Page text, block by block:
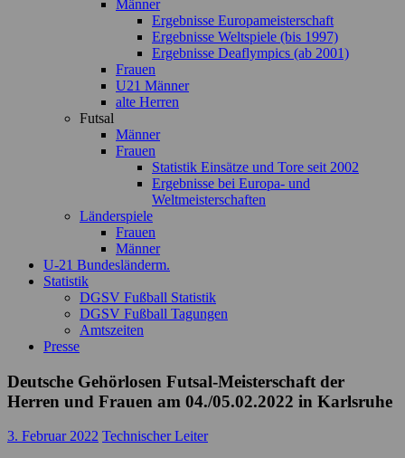
Männer
Ergebnisse Europameisterschaft
Ergebnisse Weltspiele (bis 1997)
Ergebnisse Deaflympics (ab 2001)
Frauen
U21 Männer
alte Herren
Futsal
Männer
Frauen
Statistik Einsätze und Tore seit 2002
Ergebnisse bei Europa- und
Weltmeisterschaften
Länderspiele
Frauen
Männer
U-21 Bundesländerm.
Statistik
DGSV Fußball Statistik
DGSV Fußball Tagungen
Amtszeiten
Presse
Deutsche Gehörlosen Futsal-Meisterschaft der
Herren und Frauen am 04./05.02.2022 in Karlsruhe
3. Februar 2022 Technischer Leiter